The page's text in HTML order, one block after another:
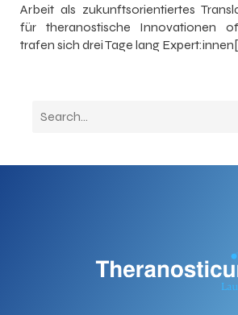
Arbeit als zukunftsorientiertes
für theranostische Innovationen
trafen sich drei Tage lang